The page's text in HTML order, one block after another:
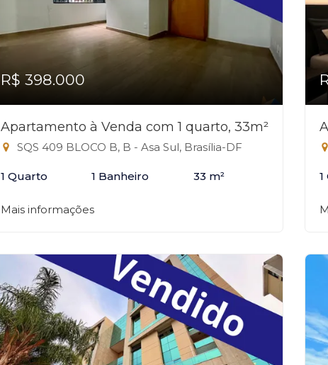
R$ 398.000
Apartamento à Venda com 1 quarto, 33m²
SQS 409 BLOCO B, B - Asa Sul, Brasília-DF
1 Quarto 1 Banheiro 33 m²
Mais informações